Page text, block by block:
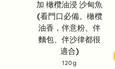
加 橄欖油浸 沙甸魚
(看門口必備。橄欖
油香，伴意粉、伴
麵包、伴沙律都很
適合)
120g